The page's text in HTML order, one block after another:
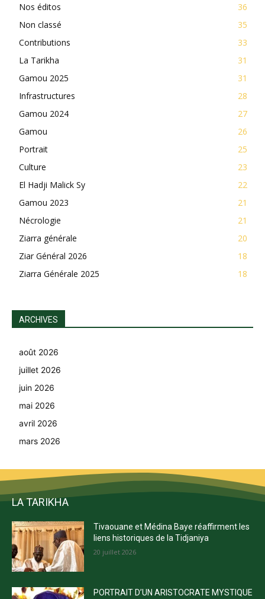
Nos éditos
36
Non classé
35
Contributions
33
La Tarikha
31
Gamou 2025
31
Infrastructures
28
Gamou 2024
27
Gamou
26
Portrait
25
Culture
23
El Hadji Malick Sy
22
Gamou 2023
21
Nécrologie
21
Ziarra générale
20
Ziar Général 2026
18
Ziarra Générale 2025
18
ARCHIVES
août 2026
juillet 2026
juin 2026
mai 2026
avril 2026
mars 2026
LA TARIKHA
Tivaouane et Médina Baye réaffirment les
liens historiques de la Tidjaniya
20 juillet 2026
PORTRAIT D’UN ARISTOCRATE MYSTIQUE